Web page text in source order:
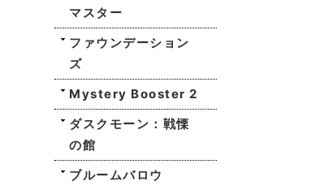
マスター
ファウンデーション
ズ
Mystery Booster 2
ダスクモーン：戦慄
の館
ブルームバロウ